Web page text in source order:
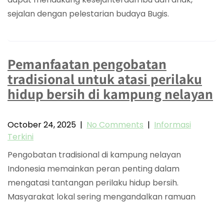
sejalan dengan pelestarian budaya Bugis.
Pemanfaatan pengobatan
tradisional untuk atasi perilaku
hidup bersih di kampung nelayan
October 24, 2025 | No Comments | Informasi
Terkini
Pengobatan tradisional di kampung nelayan
Indonesia memainkan peran penting dalam
mengatasi tantangan perilaku hidup bersih.
Masyarakat lokal sering mengandalkan ramuan